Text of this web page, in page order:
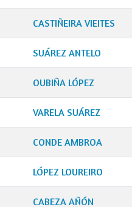
CASTIÑEIRA VIEITES
SUÁREZ ANTELO
OUBIÑA LÓPEZ
VARELA SUÁREZ
CONDE AMBROA
LÓPEZ LOUREIRO
CABEZA AÑÓN